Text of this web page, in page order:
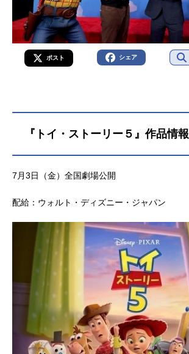
ポスト シェア
『トイ・ストーリー５』作品情報
7月3日（金）全国劇場公開
配給：ウォルト・ディズニー・ジャパン